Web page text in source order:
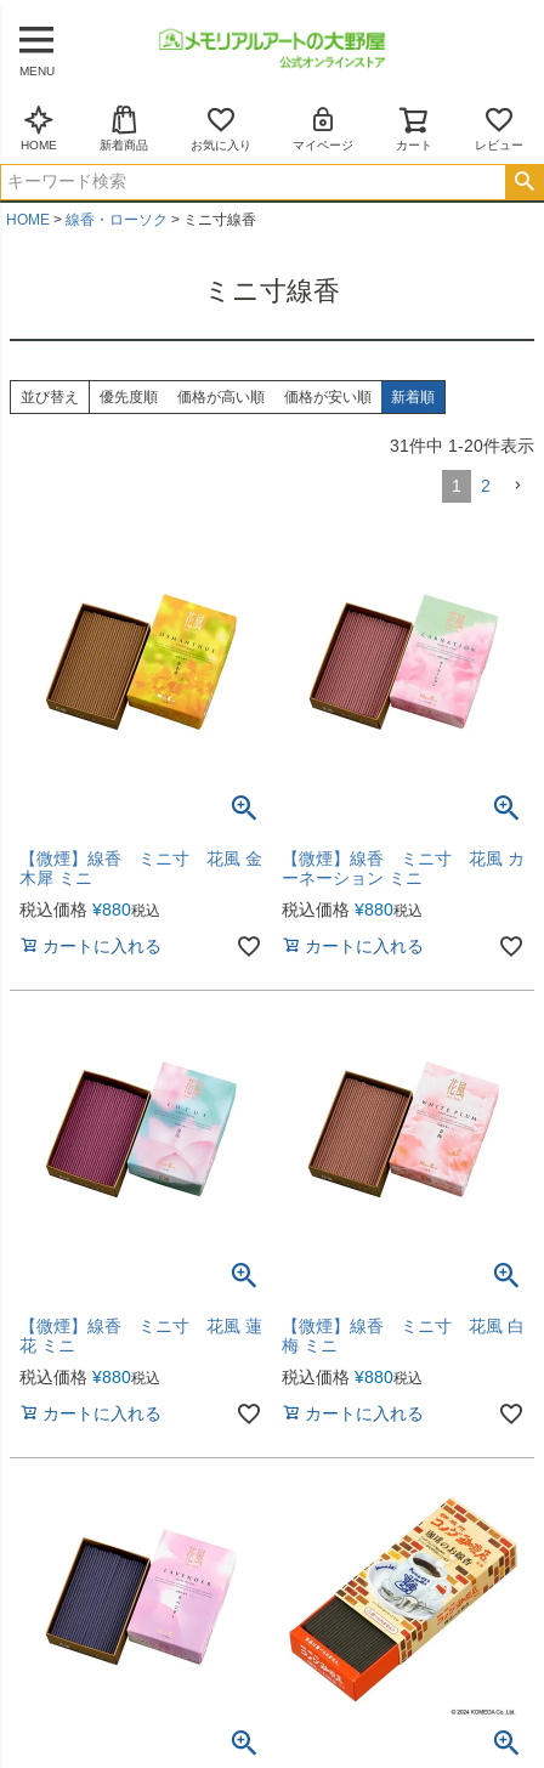
MENU
HOME 新着商品 お気に入り マイページ カート レビュー
HOME 線香・ローソク ミニ寸線香
ミニ寸線香
並び替え 優先度順 価格が高い順 価格が安い順 新着順
31件中 1-20件表示
1 2
【微煙】線香 ミニ寸 花風 金
木犀 ミニ
税込価格 ¥880税込
カートに入れる
【微煙】線香 ミニ寸 花風 カ
ーネーション ミニ
税込価格 ¥880税込
カートに入れる
【微煙】線香 ミニ寸 花風 蓮
花 ミニ
税込価格 ¥880税込
カートに入れる
【微煙】線香 ミニ寸 花風 白
梅 ミニ
税込価格 ¥880税込
カートに入れる